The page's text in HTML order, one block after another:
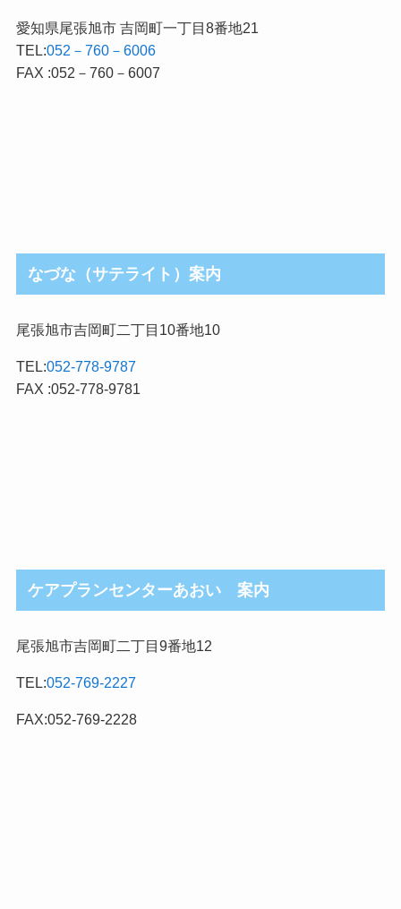
愛知県尾張旭市 吉岡町一丁目8番地21
TEL:052－760－6006
FAX :052－760－6007
なづな（サテライト）案内
尾張旭市吉岡町二丁目10番地10
TEL:052-778-9787
FAX :052-778-9781
ケアプランセンターあおい 案内
尾張旭市吉岡町二丁目9番地12
TEL:052-769-2227
FAX:052-769-2228